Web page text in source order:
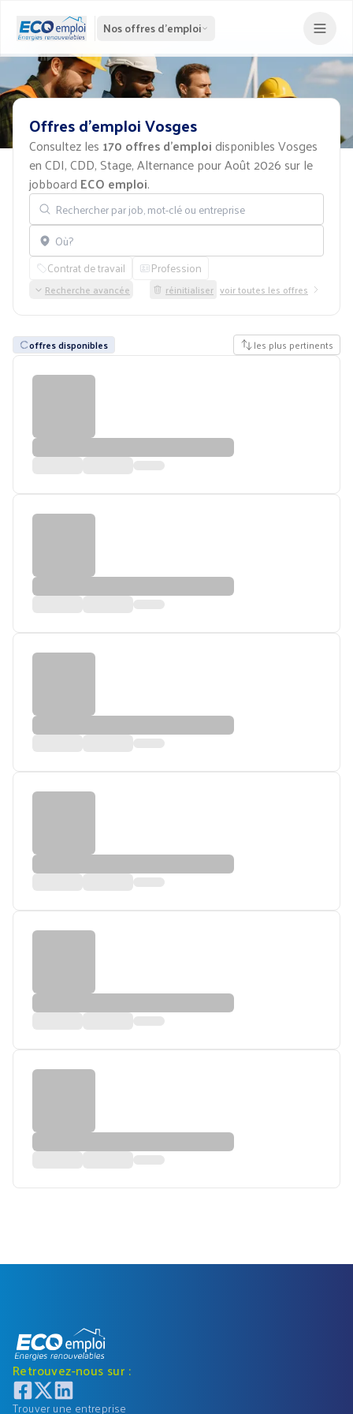
Nos offres d'emploi
Offresd'emploiVosges
Consultez les 170 offres d'emploi disponibles Vosges
en CDI, CDD, Stage, Alternance pour Août 2026 sur le
jobboard ECO emploi.
Rechercher par job, mot-clé ou entreprise
Localisation
Contrat de travail Profession
Recherche avancée réinitialiser voir toutes les offres
offres disponibles les plus pertinents
Retrouvez-nous sur :
Trouver une entreprise